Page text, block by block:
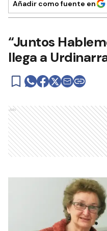
Añadir como fuente en
“Juntos
llega a
Ads